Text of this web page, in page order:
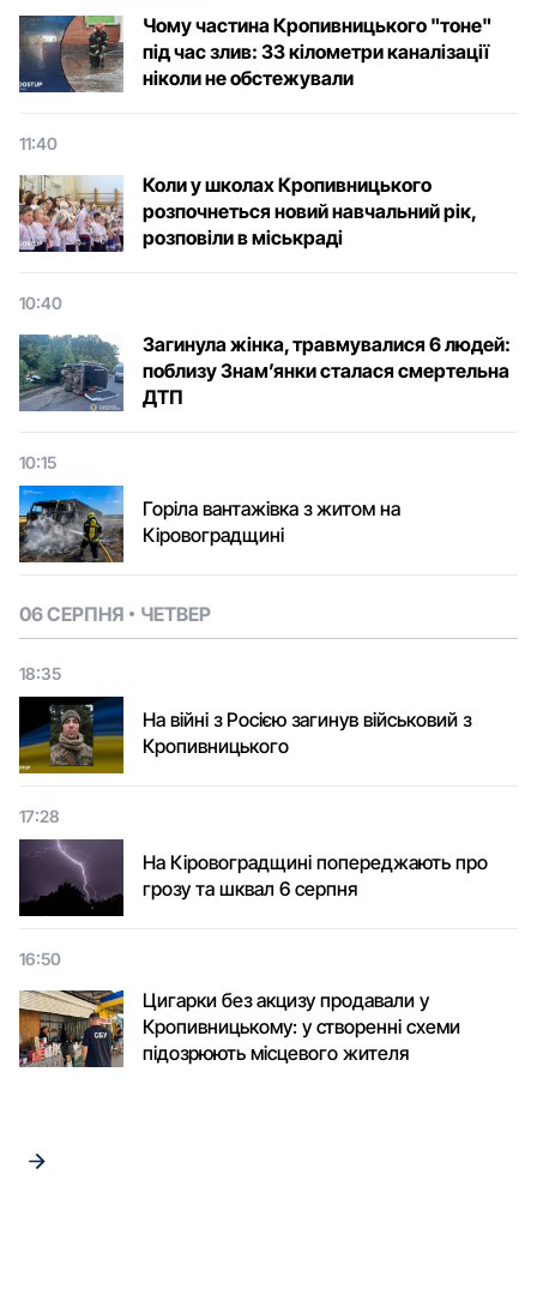
Чому частина Кропивницького "тоне"
під час злив: 33 кілометри каналізації
ніколи не обстежували
11:40
Коли у школах Кропивницького
розпочнеться новий навчальний рік,
розповіли в міськраді
10:40
Загинула жінка, травмувалися 6 людей:
поблизу Знам’янки сталася смертельна
ДТП
10:15
Горіла вантажівка з житом на
Кіровоградщині
06 СЕРПНЯ ЧЕТВЕР
18:35
На війні з Росією загинув військовий з
Кропивницького
17:28
На Кіровоградщині попереджають про
грозу та шквал 6 серпня
16:50
Цигарки без акцизу продавали у
Кропивницькому: у створенні схеми
підозрюють місцевого жителя